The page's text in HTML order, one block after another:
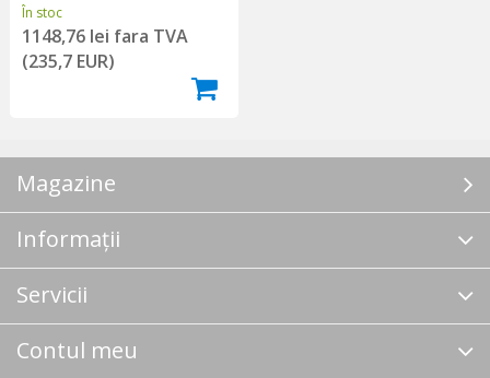
În stoc
1148,76 lei fara TVA
(235,7 EUR)
Magazine
Informații
Servicii
Contul meu